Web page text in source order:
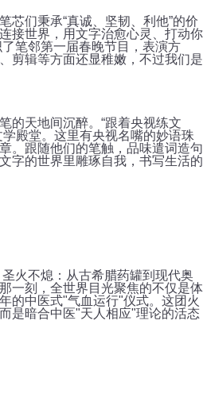
芯们秉承“真诚、坚韧、利他”的价
接世界，用文字治愈心灵、打动你
笔邻第一届春晚节目，表演方
剪辑等方面还显稚嫩，不过我们是
的天地间沉醉。“跟着央视练文
殿堂。这里有央视名嘴的妙语珠
。跟随他们的笔触，品味遣词造句
字的世界里雕琢自我，书写生活的
火不熄：从古希腊药罐到现代奥
一刻，全世界目光聚焦的不仅是体
的中医式"气血运行"仪式。这团火
是暗合中医"天人相应"理论的活态